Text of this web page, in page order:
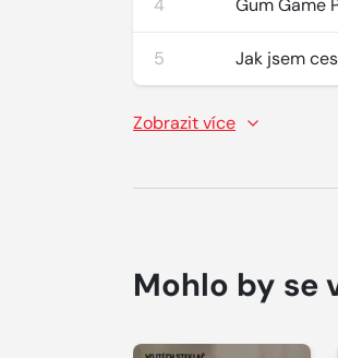
4 Gum Game
5 Jak jsem
Zobrazit více
Mohlo by se